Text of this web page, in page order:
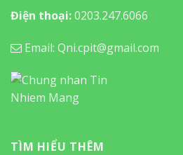
Điện thoại:0203.247.6066
Email: Qni.cpit@gmail.com
TÌM HIỂU THÊM